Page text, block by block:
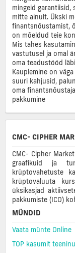
mingeid garantiisid,
mitte ainult. Ükski
finantsnõustamist,
on mõeldud teie
Mis tahes
vastutusel ja omal
oma teadustööd
Kauplemine on
suuri kahjusid,
oma
pakkumine
CMC- CIPHER
CMC- Cipher
graafikuid ja
krüptovahetuste
krüptovaluuta
üksikasjad
pakkumiste (ICO)
MÜNDID
Vaata münte Online
TOP kasumit